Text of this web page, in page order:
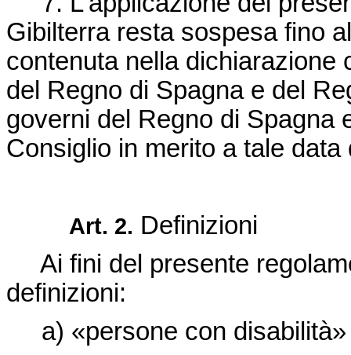
Gibilterra resta sospesa fino
contenuta nella dichiarazione
del Regno di Spagna e del
governi del Regno di Spagna
Consiglio in merito a tale
Art. 2. Definizioni
Ai fini del presente
definizioni:
a) «persone con disabilità»